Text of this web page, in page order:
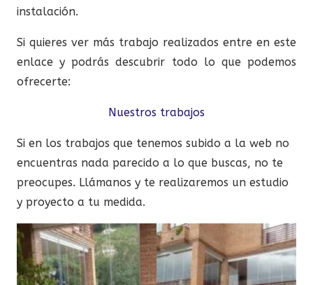
instalación.
Si quieres ver más trabajo realizados entre en este
enlace y podrás descubrir todo lo que podemos
ofrecerte:
Nuestros trabajos
Si en los trabajos que tenemos subido a la web no
encuentras nada parecido a lo que buscas, no te
preocupes. Llámanos y te realizaremos un estudio
y proyecto a tu medida.